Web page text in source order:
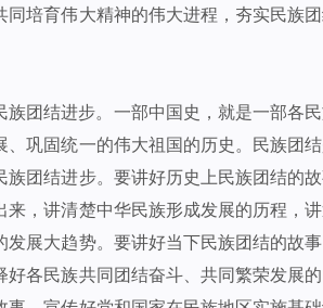
同培育伟大精神的伟大进程，夯实民族
族团结进步。一部中国史，就是一部各
、巩固统一的伟大祖国的历史。民族团
族团结进步。要讲好历史上民族团结的
来，讲清楚中华民族形成发展的历程，
发展大趋势。要讲好当下民族团结的故
好各民族共同团结奋斗、共同繁荣发展